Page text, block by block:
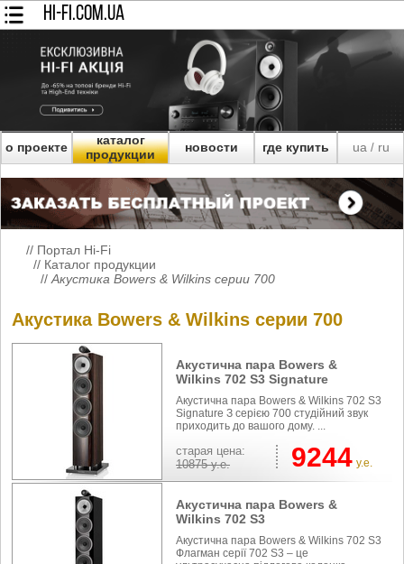
HI-FI.COM.UA
о проекте
каталог
продукции
новости где купить ua/ ru
// Портал Hi-Fi
// Каталог продукции
// Акустика Bowers & Wilkins серии 700
Акустика Bowers & Wilkins серии 700
Акустична пара Bowers &
Wilkins 702 S3 Signature
Акустична пара Bowers & Wilkins 702 S3
Signature З серією 700 студійний звук
приходить до вашого дому. ...
cтарая цена:
10875 у.е. 9244 у.е.
Акустична пара Bowers &
Wilkins 702 S3
Акустична пара Bowers & Wilkins 702 S3
Флагман серії 702 S3 – це